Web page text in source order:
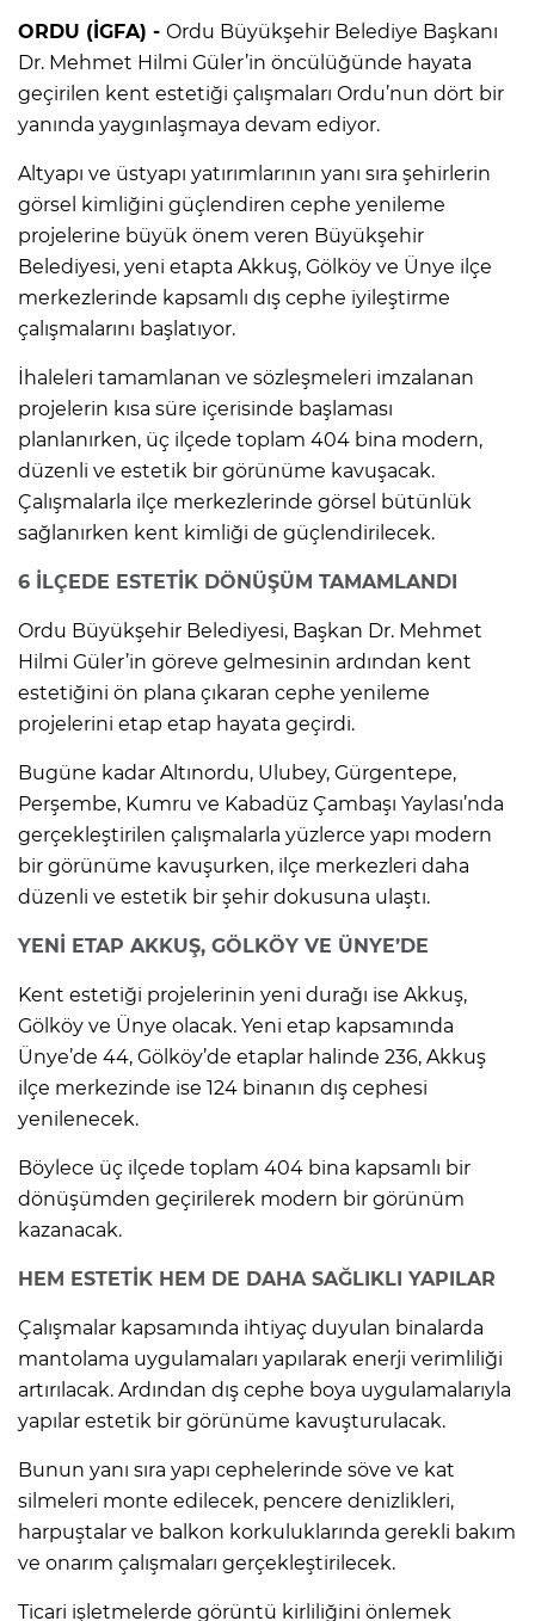
ORDU (İGFA) - Ordu Büyükşehir Belediye Başkanı
Dr. Mehmet Hilmi Güler’in öncülüğünde hayata
geçirilen kent estetiği çalışmaları Ordu’nun dört bir
yanında yaygınlaşmaya devam ediyor.
Altyapı ve üstyapı yatırımlarının yanı sıra şehirlerin
görsel kimliğini güçlendiren cephe yenileme
projelerine büyük önem veren Büyükşehir
Belediyesi, yeni etapta Akkuş, Gölköy ve Ünye ilçe
merkezlerinde kapsamlı dış cephe iyileştirme
çalışmalarını başlatıyor.
İhaleleri tamamlanan ve sözleşmeleri imzalanan
projelerin kısa süre içerisinde başlaması
planlanırken, üç ilçede toplam 404 bina modern,
düzenli ve estetik bir görünüme kavuşacak.
Çalışmalarla ilçe merkezlerinde görsel bütünlük
sağlanırken kent kimliği de güçlendirilecek.
6 İLÇEDE ESTETİK DÖNÜŞÜM TAMAMLANDI
Ordu Büyükşehir Belediyesi, Başkan Dr. Mehmet
Hilmi Güler’in göreve gelmesinin ardından kent
estetiğini ön plana çıkaran cephe yenileme
projelerini etap etap hayata geçirdi.
Bugüne kadar Altınordu, Ulubey, Gürgentepe,
Perşembe, Kumru ve Kabadüz Çambaşı Yaylası’nda
gerçekleştirilen çalışmalarla yüzlerce yapı modern
bir görünüme kavuşurken, ilçe merkezleri daha
düzenli ve estetik bir şehir dokusuna ulaştı.
YENİ ETAP AKKUŞ, GÖLKÖY VE ÜNYE’DE
Kent estetiği projelerinin yeni durağı ise Akkuş,
Gölköy ve Ünye olacak. Yeni etap kapsamında
Ünye’de 44, Gölköy’de etaplar halinde 236, Akkuş
ilçe merkezinde ise 124 binanın dış cephesi
yenilenecek.
Böylece üç ilçede toplam 404 bina kapsamlı bir
dönüşümden geçirilerek modern bir görünüm
kazanacak.
HEM ESTETİK HEM DE DAHA SAĞLIKLI YAPILAR
Çalışmalar kapsamında ihtiyaç duyulan binalarda
mantolama uygulamaları yapılarak enerji verimliliği
artırılacak. Ardından dış cephe boya uygulamalarıyla
yapılar estetik bir görünüme kavuşturulacak.
Bunun yanı sıra yapı cephelerinde söve ve kat
silmeleri monte edilecek, pencere denizlikleri,
harpuştalar ve balkon korkuluklarında gerekli bakım
ve onarım çalışmaları gerçekleştirilecek.
Ticari işletmelerde görüntü kirliliğini önlemek